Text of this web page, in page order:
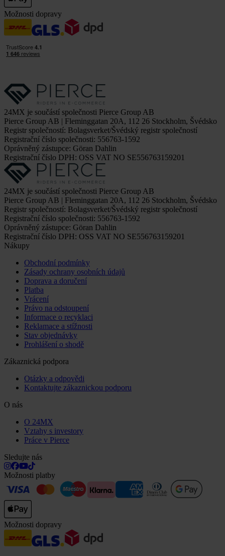
Možnosti dopravy
24MX je součástí společnosti Pierce Group AB
Pierce Group AB | Fleminggatan 20A, 112 26 Stockholm, Švédsko
Registr společností: Bolagsverket/Švédský registr společností
Registrační číslo společnosti: 556763-1592
Oprávněný zástupce: Göran Dahlin
Registrační číslo DPH: OSS VAT NO SE556763159201
24MX je součástí společnosti Pierce Group AB
Pierce Group AB | Fleminggatan 20A, 112 26 Stockholm, Švédsko
Registr společností: Bolagsverket/Švédský registr společností
Registrační číslo společnosti: 556763-1592
Oprávněný zástupce: Göran Dahlin
Registrační číslo DPH: OSS VAT NO SE556763159201
Nákupy
Obchodní podmínky
Zásady ochrany osobních údajů
Doprava a doručení
Platba
Vrácení
Právo na odstoupení
Informace o recyklaci
Reklamace a stížnosti
Stav objednávky
Prohlášení o shodě
Zákaznická podpora
Otázky a odpovědi
Kontaktujte zákaznickou podporu
O nás
O 24MX
Vztahy s investory
Práce v Pierce
Sledujte nás
Možnosti platby
Možnosti dopravy